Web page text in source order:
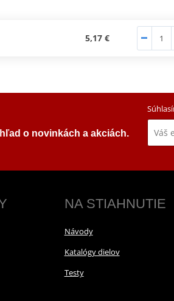
5,17 €
o novinkách a akciách.
NA STIAHNUTIE
Návody
Katalógy dielov
Testy